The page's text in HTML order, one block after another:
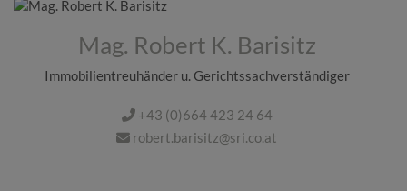
Mag. Robert K. Barisitz
Immobilientreuhänder u. Gerichtssachverständiger
+43 (0)664 423 24 64
robert.barisitz@sri.co.at